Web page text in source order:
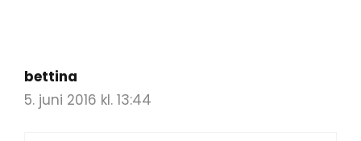
bettina
5. juni 2016 kl. 13:44